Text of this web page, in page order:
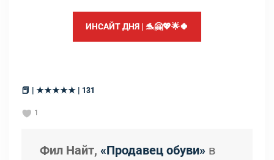
ИНСАЙТ ДНЯ | 🐬🤗💖🌟🍀
📕 | ★★★★★ | 131
1
Фил Найт, «Продавец обуви» в